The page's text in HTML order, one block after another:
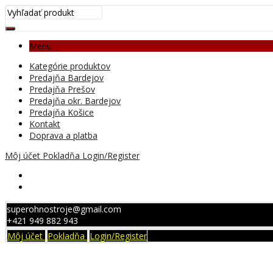
Menu
Kategórie produktov
Predajňa Bardejov
Predajňa Prešov
Predajňa okr. Bardejov
Predajňa Košice
Kontakt
Doprava a platba
Môj účet Pokladňa Login/Register
superohnostroje@gmail.com
+421 949 882 943
Môj účet Pokladňa Login/Register